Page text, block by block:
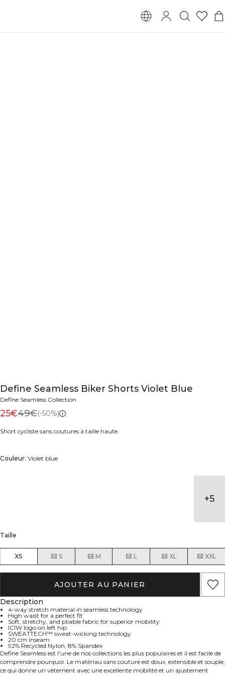
Define Seamless Biker Shorts Violet Blue
Define Seamless Collection
25€49€(-50%)
Short cycliste sans coutures à taille haute.
Couleur: Violet blue
+5
Taille
XS S M L XL XXL
AJOUTER AU PANIER
Description
4-way stretch material in seamless technology
High waist for a perfect fit
Soft, stretchy, and pliable fabric for superior mobility
ICIW logo on left hip
SWEATTECH™ sweat-wicking technology
20 cm inseam
92% Recycled Nylon, 8% Spandex
Define Seamless est l'une de nos collections les plus populaires et il est facile de
comprendre pourquoi. Le matériau sans couture est doux, extensible et souple,
ce qui donne un vêtement avec une excellente mobilité et un ajustement